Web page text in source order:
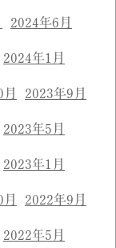
2024年6月
2024年1月
2023年9月
2023年5月
2023年1月
2022年9月
2022年5月